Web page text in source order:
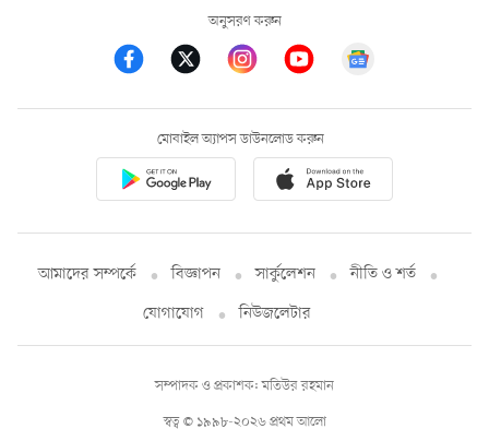
অনুসরণ করুন
মোবাইল অ্যাপস ডাউনলোড করুন
আমাদের সম্পর্কে বিজ্ঞাপন সার্কুলেশন
নীতি ও শর্ত
যোগাযোগ
নিউজলেটার
স্বত্ব © ১৯৯৮-২০২৬ প্রথম আলো
সম্পাদক ও প্রকাশক: মতিউর রহমান